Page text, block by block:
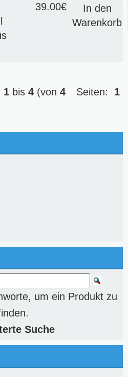
39.00€
In den
Warenkorb
Seiten: 1
1 bis 4 (von 4
um ein Produkt zu
Suche